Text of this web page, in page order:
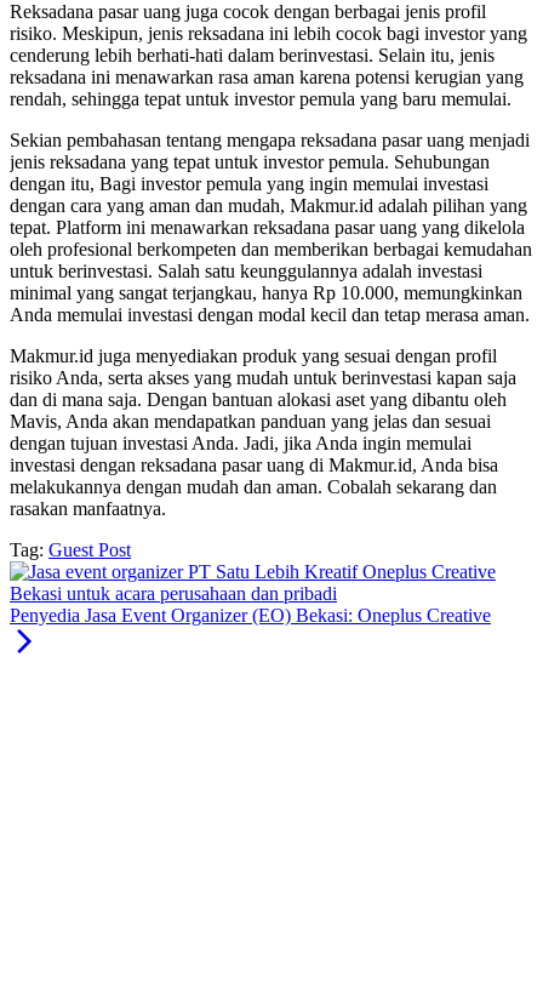
Reksadana pasar uang juga cocok dengan berbagai jenis profil
risiko. Meskipun, jenis reksadana ini lebih cocok bagi investor yang
cenderung lebih berhati-hati dalam berinvestasi. Selain itu, jenis
reksadana ini menawarkan rasa aman karena potensi kerugian yang
rendah, sehingga tepat untuk investor pemula yang baru memulai.
Sekian pembahasan tentang mengapa reksadana pasar uang menjadi
jenis reksadana yang tepat untuk investor pemula. Sehubungan
dengan itu, Bagi investor pemula yang ingin memulai investasi
dengan cara yang aman dan mudah, Makmur.id adalah pilihan yang
tepat. Platform ini menawarkan reksadana pasar uang yang dikelola
oleh profesional berkompeten dan memberikan berbagai kemudahan
untuk berinvestasi. Salah satu keunggulannya adalah investasi
minimal yang sangat terjangkau, hanya Rp 10.000, memungkinkan
Anda memulai investasi dengan modal kecil dan tetap merasa aman.
Makmur.id juga menyediakan produk yang sesuai dengan profil
risiko Anda, serta akses yang mudah untuk berinvestasi kapan saja
dan di mana saja. Dengan bantuan alokasi aset yang dibantu oleh
Mavis, Anda akan mendapatkan panduan yang jelas dan sesuai
dengan tujuan investasi Anda. Jadi, jika Anda ingin memulai
investasi dengan reksadana pasar uang di Makmur.id, Anda bisa
melakukannya dengan mudah dan aman. Cobalah sekarang dan
rasakan manfaatnya.
Tag: Guest Post
Penyedia Jasa Event Organizer (EO) Bekasi: Oneplus Creative